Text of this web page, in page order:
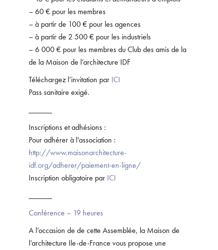
– 60 € pour les membres
– à partir de 100 € pour les agences
– à partir de 2 500 € pour les industriels
– 6 000 € pour les membres du Club des amis de la
de la Maison de l’architecture IDF
Téléchargez l’invitation par ICI
Pass sanitaire exigé.
Inscriptions et adhésions :
Pour adhérer à l’association :
http://www.maisonarchitecture-
idf.org/adherer/paiement-en-ligne/
Inscription obligatoire par ICI
Conférence – 19 heures
A l’occasion de de cette Assemblée, la Maison de
l’architecture Ile-de-France vous propose une